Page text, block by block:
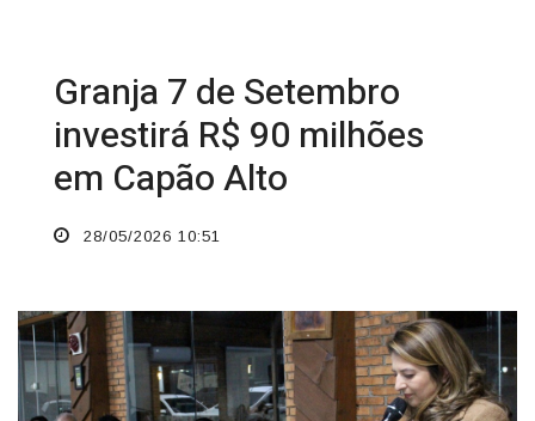
Granja 7 de Setembro
investirá R$ 90 milhões
em Capão Alto
28/05/2026 10:51